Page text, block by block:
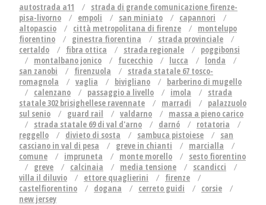
autostrada a11
strada di grande comunicazione firenze-
pisa-livorno
empoli san miniato
capannori
altopascio
città metropolitana di firenze
montelupo
fiorentino
ginestra fiorentina
strada provinciale
certaldo
fibra ottica strada regionale
poggibonsi
montalbano jonico
fucecchio lucca
londa
san zanobi
firenzuola
strada statale 67 tosco-
romagnola
vaglia bivigliano
barberino di mugello
calenzano
passaggio a livello imola
strada
statale 302 brisighellese ravennate
marradi
palazzuolo
sul senio
guard rail valdarno
massa a pieno carico
strada statale 69 di val d'arno
darnó
rotatoria
reggello
divieto di sosta sambuca pistoiese
san
casciano in val di pesa
greve in chianti
marcialla
comune
impruneta monte morello
sesto fiorentino
greve
calcinaia media tensione
scandicci
villa il diluvio
ettore quaglierini
firenze
castelfiorentino
dogana cerreto guidi
corsie
new jersey